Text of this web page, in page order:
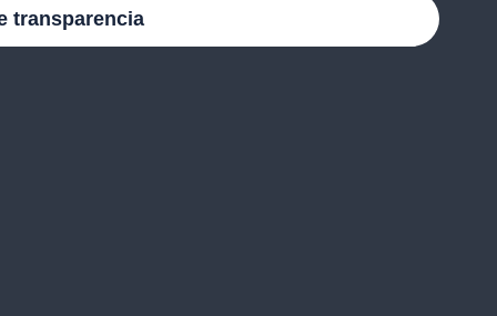
transparencia